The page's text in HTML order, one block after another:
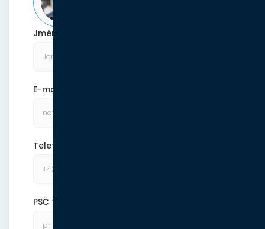
Jméno a příjmení
E-mail
Telefonní číslo
PSČ